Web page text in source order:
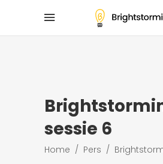
sessie 6
Home / Pers /